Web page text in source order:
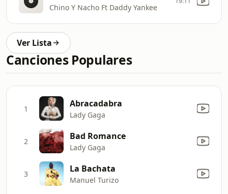
Chino Y Nacho Ft Daddy Yankee
Ver Lista
Canciones Populares
1 Abracadabra
Lady Gaga
2 Bad Romance
Lady Gaga
3 La Bachata
Manuel Turizo